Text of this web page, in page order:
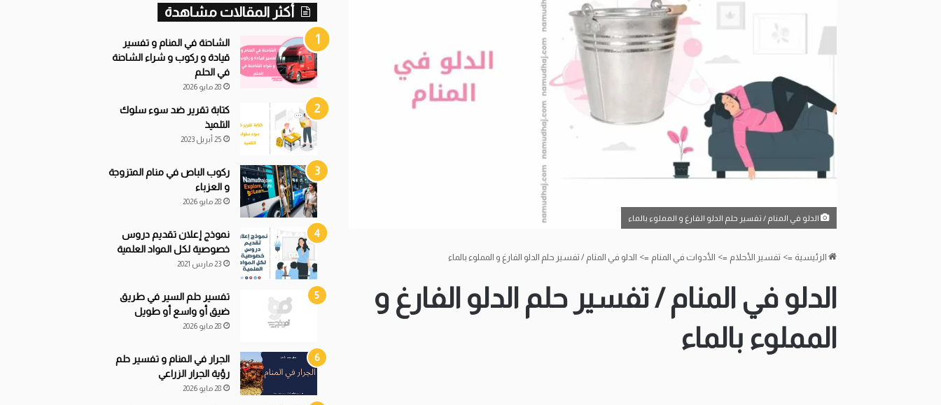
الدلو في المنام / تفسير حلم الدلو الفارغ و المملوء بالماء
الرئيسية => تفسير الأحلام => الأدوات في المنام => الدلو في المنام / تفسير حلم الدلو الفارغ و المملوء بالماء
الدلو في المنام / تفسير حلم الدلو الفارغ و
المملوء بالماء
ا
أكثر المقالات مشاهدة
الشاحنة في المنام و تفسير
قيادة و ركوب و شراء الشاحنة
في الحلم
28 مايو 2026
كتابة تقرير ضد سوء سلوك
التلميذ
25 أبريل 2023
ركوب الباص في منام المتزوجة
و العزباء
28 مايو 2026
نموذج إعلان تقديم دروس
خصوصية لكل المواد العلمية
23 مارس 2021
تفسير حلم السير في طريق
ضيق أو واسع أو طويل
28 مايو 2026
الجرار في المنام و تفسير حلم
رؤية الجرار الزراعي
28 مايو 2026